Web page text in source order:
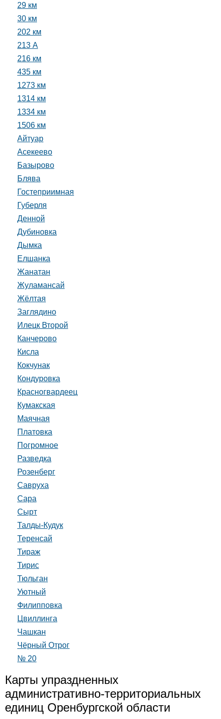
29 км
30 км
202 км
213 А
216 км
435 км
1273 км
1314 км
1334 км
1506 км
Айтуар
Асекеево
Базырово
Блява
Гостеприимная
Губерля
Денной
Дубиновка
Дымка
Елшанка
Жанатан
Жуламансай
Жёлтая
Заглядино
Илецк Второй
Канчерово
Кисла
Кокчунак
Кондуровка
Красногвардеец
Кумакская
Маячная
Платовка
Погромное
Разведка
Розенберг
Савруха
Сара
Сырт
Талды-Кудук
Теренсай
Тираж
Тирис
Тюльган
Уютный
Филипповка
Цвиллинга
Чашкан
Чёрный Отрог
№ 20
Карты упраздненных
административно-территориальных
единиц Оренбургской области